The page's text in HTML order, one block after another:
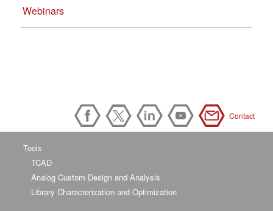
Webinars
Contact
Tools
TCAD
Analog Custom Design and Analysis
Library Characterization and Optimization